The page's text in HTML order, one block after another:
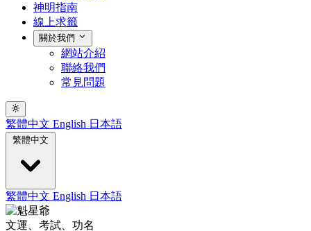
神明指南
線上求籤
關於我們
網站介紹
聯絡我們
常見問題
繁體中文 English 日本語
繁體中文
繁體中文 English 日本語
文運、考試、功名